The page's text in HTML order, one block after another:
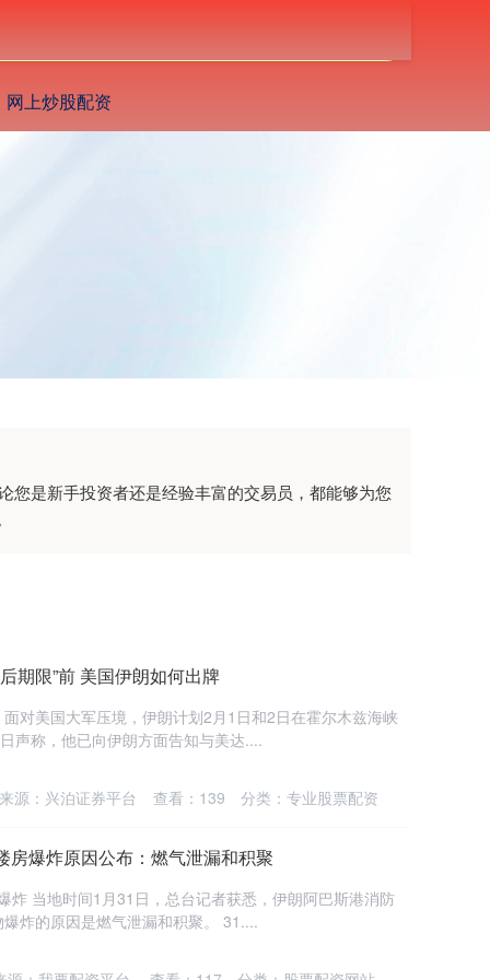
网上炒股配资
您是新手投资者还是经验丰富的交易员，都能够为您
期限”前 美国伊朗如何出牌
对美国大军压境，伊朗计划2月1日和2日在霍尔木兹海峡
声称，他已向伊朗方面告知与美达....
来源：兴泊证券平台 查看： 139 分类： 专业股票配资
房爆炸原因公布：燃气泄漏和积聚
当地时间1月31日，总台记者获悉，伊朗阿巴斯港消防
炸的原因是燃气泄漏和积聚。 31....